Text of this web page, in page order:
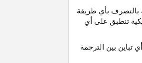
بالتصرف بأي طريقة
تنطبق على أي
أي تباين بين
الترجمة